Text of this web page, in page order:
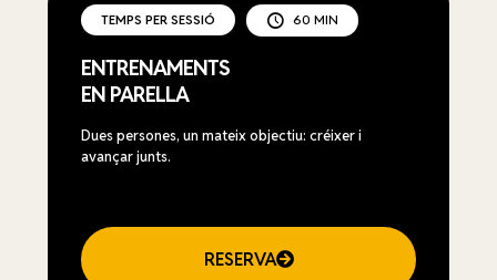
TEMPS PER SESSIÓ 60 MIN
ENTRENAMENTS
EN PARELLA
Dues persones, un mateix objectiu: créixer i
avançar junts.
RESERVA